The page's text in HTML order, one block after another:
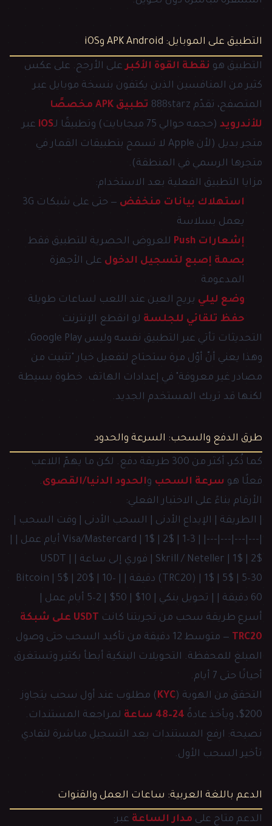
التطبيق على الموبايل: APK Android وiOS
التطبيق هو نقطة القوة الأكبرعلى الأرجح. على عكس
كثير من المنافسين الذين يكتفون بنسخة موبايل عبر
المتصفح، تقدّم 888starz
تطبيق APK مخصصًا
للأندرويد (حجمه حوالي 75 ميجابايت) وتطبيقًا لـ iOS عبر
متجر بديل (لأن Apple لا تسمح بتطبيقات القمار في
متجرها الرسمي في المنطقة).
مزايا التطبيق الفعلية بعد الاستخدام:
استهلاك بيانات منخفض
— حتى على شبكات 3G
يعمل بسلاسة
إشعارات Push
للعروض الحصرية للتطبيق فقط
بصمة إصبع لتسجيل الدخول على الأجهزة
المدعومة
وضع ليلي يريح العين عند اللعب لساعات طويلة
حفظ تلقائي للجلسة لو انقطع الإنترنت
التحديثات تأتي عبر التطبيق نفسه وليس Google Play،
وهذا يعني أنّ أوّل مرة ستحتاج لتفعيل خيار "تثبيت من
مصادر غير معروفة" في إعدادات الهاتف. خطوة بسيطة
لكنها قد تربك المستخدم الجديد.
طرق الدفع والسحب: السرعة والحدود
كما ذُكر، أكثر من 300 طريقة دفع. لكن ما يهمّ اللاعب
فعلًا هو سرعة السحب والحدود الدنيا/القصوى.
الأرقام بناءً على الاختبار الفعلي:
| الطريقة | الإيداع الأدنى | السحب الأدنى | وقت السحب |
|---|---|---|---| | Visa/Mastercard | 1$ | 2$ | 1–3 أيام عمل | |
Skrill / Neteller | 1$ | 2$ | فوري إلى ساعة | | USDT
(TRC20) | 1$ | 5$ | 5–30 دقيقة | | Bitcoin | 5$ | 20$ | 10–
60 دقيقة | | تحويل بنكي | 10$ | 50$ | 2–5 أيام عمل |
أسرع طريقة سحب من تجربتنا كانت
USDT على شبكة
TRC20
— متوسط 12 دقيقة من تأكيد السحب حتى وصول
المبلغ للمحفظة. التحويلات البنكية أبطأ بكثير وتستغرق
أحيانًا حتى 7 أيام.
التحقق من الهوية (KYC) مطلوب عند أول سحب يتجاوز
200$، ويأخذ عادةً
24–48 ساعة
لمراجعة المستندات.
نصيحة: ارفع المستندات بعد التسجيل مباشرة لتفادي
تأخير السحب الأول.
الدعم باللغة العربية: ساعات العمل والقنوات
الدعم متاح على مدار الساعة عبر: